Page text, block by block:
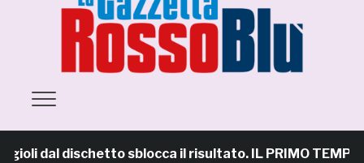
dal dischetto sblocca il risultato. IL PRIMO TEMPO